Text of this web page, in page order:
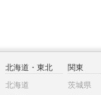
北海道・東北
北海道
関東
茨城県